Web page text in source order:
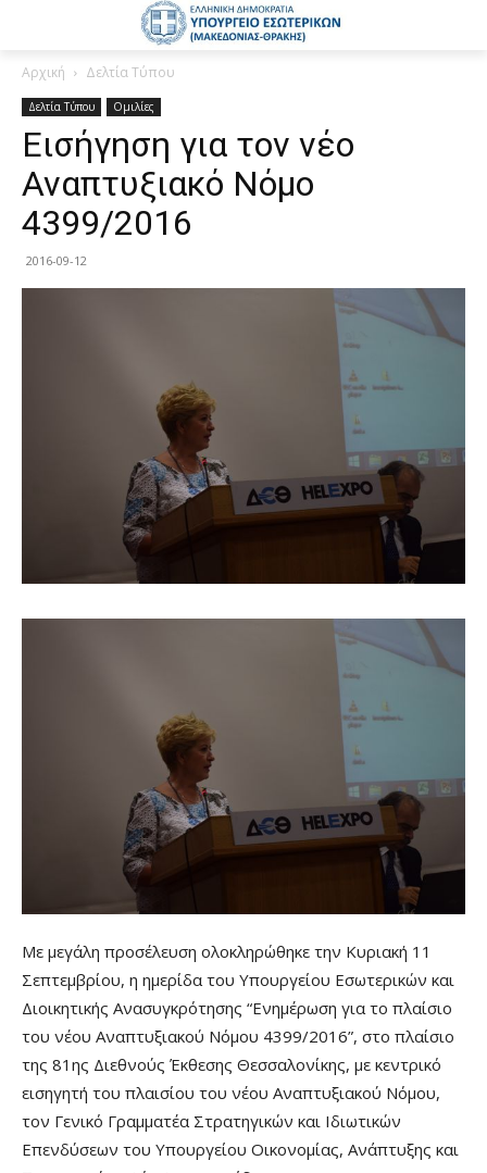
Αρχική Δελτία Τύπου
Δελτία Τύπου Ομιλίες
Εισήγηση για τον νέο
Αναπτυξιακό Νόμο
4399/2016
2016-09-12
Με μεγάλη προσέλευση ολοκληρώθηκε την Κυριακή 11
Σεπτεμβρίου, η ημερίδα του Υπουργείου Εσωτερικών και
Διοικητικής Ανασυγκρότησης “Ενημέρωση για το πλαίσιο
του νέου Αναπτυξιακού Νόμου 4399/2016”, στο πλαίσιο
της 81ης Διεθνούς Έκθεσης Θεσσαλονίκης, με κεντρικό
εισηγητή του πλαισίου του νέου Αναπτυξιακού Νόμου,
τον Γενικό Γραμματέα Στρατηγικών και Ιδιωτικών
Επενδύσεων του Υπουργείου Οικονομίας, Ανάπτυξης και